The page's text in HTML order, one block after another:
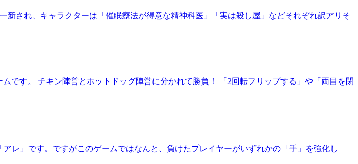
され、キャラクターは「催眠療法が得意な精神科医」「実は殺し屋」などそれぞれ訳アリそ
です。 チキン陣営とホットドッグ陣営に分かれて勝負！ 「2回転フリップする」や「両目を閉
レ」です。ですがこのゲームではなんと、負けたプレイヤーがいずれかの「手」を強化し